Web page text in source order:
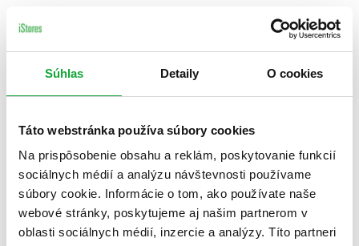
Súhlas Detaily O cookies
Táto webstránka používa súbory cookies
Na prispôsobenie obsahu a reklám, poskytovanie funkcií
sociálnych médií a analýzu návštevnosti používame
súbory cookie. Informácie o tom, ako používate naše
webové stránky, poskytujeme aj našim partnerom v
oblasti sociálnych médií, inzercie a analýzy. Títo partneri